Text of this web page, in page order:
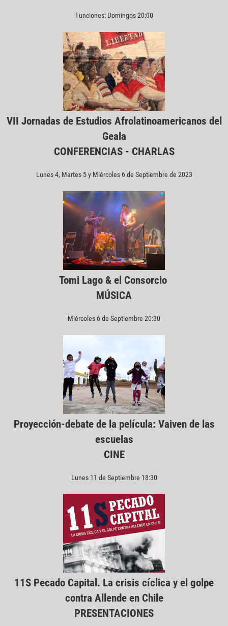
Funciones: Domingos 20:00
VII Jornadas de Estudios Afrolatinoamericanos del
Geala
CONFERENCIAS - CHARLAS
Lunes 4, Martes 5 y Miércoles 6 de Septiembre de 2023
Tomi Lago & el Consorcio
MÚSICA
Miércoles 6 de Septiembre 20:30
Proyección-debate de la película: Vaiven de las
escuelas
CINE
Lunes 11 de Septiembre 18:30
11S Pecado Capital. La crisis cíclica y el golpe
contra Allende en Chile
PRESENTACIONES